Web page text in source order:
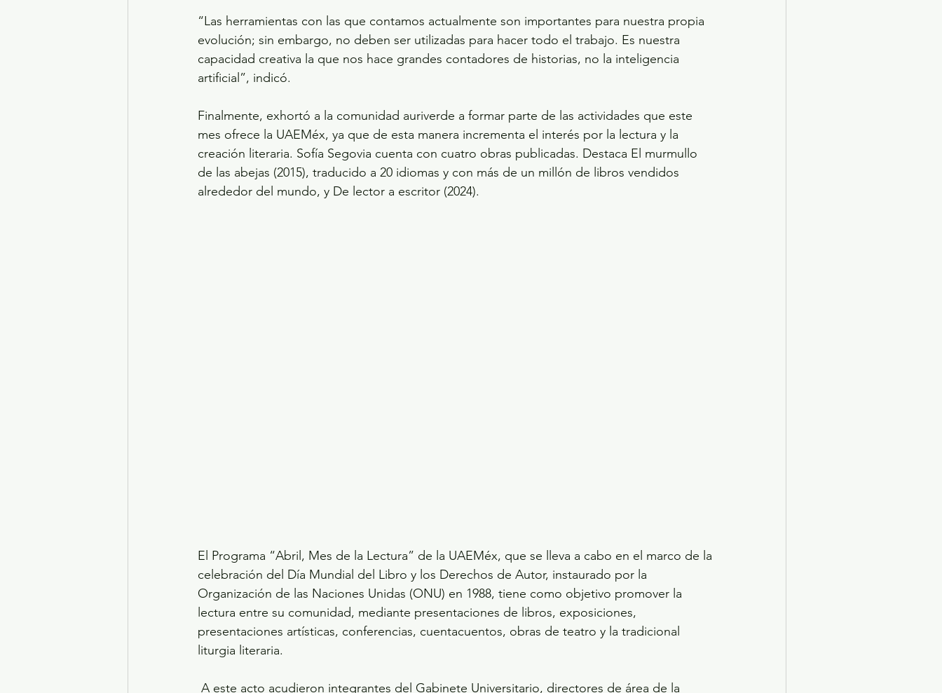
“Las herramientas con las que contamos actualmente son importantes para nuestra propia
evolución; sin embargo, no deben ser utilizadas para hacer todo el trabajo. Es nuestra
capacidad creativa la que nos hace grandes contadores de historias, no la inteligencia
artificial”, indicó.
Finalmente, exhortó a la comunidad auriverde a formar parte de las actividades que este
mes ofrece la UAEMéx, ya que de esta manera incrementa el interés por la lectura y la
creación literaria. Sofía Segovia cuenta con cuatro obras publicadas. Destaca El murmullo
de las abejas (2015), traducido a 20 idiomas y con más de un millón de libros vendidos
alrededor del mundo, y De lector a escritor (2024).
El Programa “Abril, Mes de la Lectura” de la UAEMéx, que se lleva a cabo en el marco de la
celebración del Día Mundial del Libro y los Derechos de Autor, instaurado por la
Organización de las Naciones Unidas (ONU) en 1988, tiene como objetivo promover la
lectura entre su comunidad, mediante presentaciones de libros, exposiciones,
presentaciones artísticas, conferencias, cuentacuentos, obras de teatro y la tradicional
liturgia literaria.